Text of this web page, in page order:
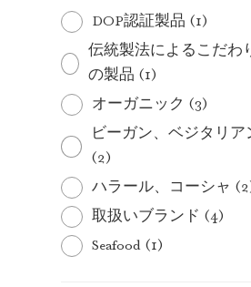
DOP認証製品 (1)
伝統製法によるこだわ
の製品 (1)
オーガニック (3)
ビーガン、ベジタリア
(2)
ハラール、コーシャ
取扱いブランド (4)
Seafood (1)